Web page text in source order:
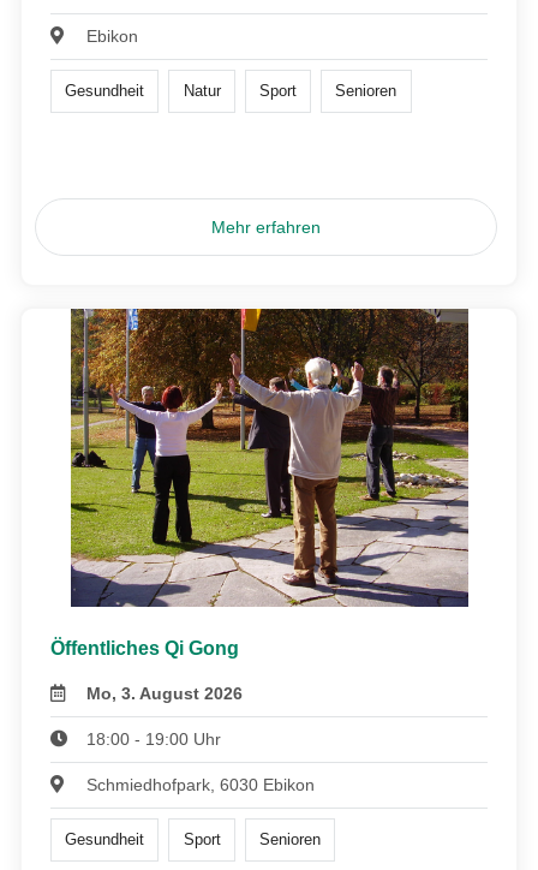
Ebikon
Gesundheit Natur Sport Senioren
Mehr erfahren
Öffentliches Qi Gong
Mo, 3. August 2026
18:00 - 19:00 Uhr
Schmiedhofpark, 6030 Ebikon
Gesundheit Sport Senioren